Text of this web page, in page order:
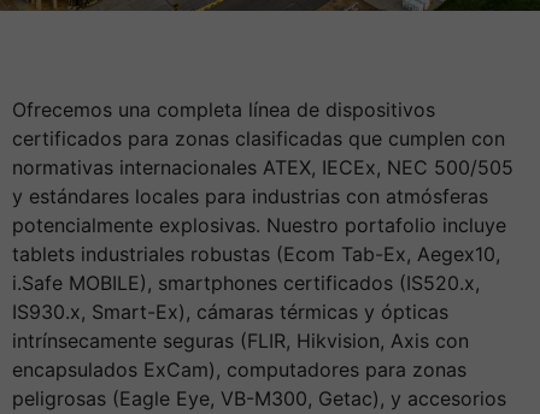
Ofrecemos una completa línea de dispositivos
certificados para zonas clasificadas que cumplen con
normativas internacionales ATEX, IECEx, NEC 500/505
y estándares locales para industrias con atmósferas
potencialmente explosivas. Nuestro portafolio incluye
tablets industriales robustas (Ecom Tab-Ex, Aegex10,
i.Safe MOBILE), smartphones certificados (IS520.x,
IS930.x, Smart-Ex), cámaras térmicas y ópticas
intrínsecamente seguras (FLIR, Hikvision, Axis con
encapsulados ExCam), computadores para zonas
peligrosas (Eagle Eye, VB-M300, Getac), y accesorios